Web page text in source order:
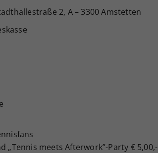
2, A – 3300 Amstetten
„Tennis meets Afterwork”-Party € 5,00,-